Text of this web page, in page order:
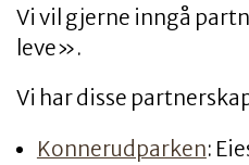
Vi vil gjerne inngå
leve».
Vi har disse
Konnerudparken: